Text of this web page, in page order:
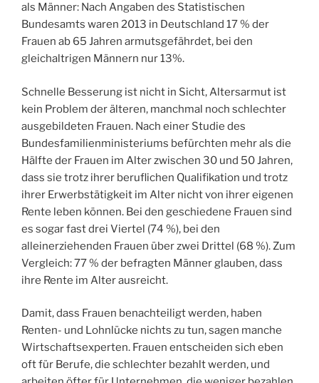
als Männer: Nach Angaben des Statistischen
Bundesamts waren 2013 in Deutschland 17 % der
Frauen ab 65 Jahren armutsgefährdet, bei den
gleichaltrigen Männern nur 13%.
Schnelle Besserung ist nicht in Sicht, Altersarmut ist
kein Problem der älteren, manchmal noch schlechter
ausgebildeten Frauen. Nach einer Studie des
Bundesfamilienministeriums befürchten mehr als die
Hälfte der Frauen im Alter zwischen 30 und 50 Jahren,
dass sie trotz ihrer beruflichen Qualifikation und trotz
ihrer Erwerbstätigkeit im Alter nicht von ihrer eigenen
Rente leben können. Bei den geschiedene Frauen sind
es sogar fast drei Viertel (74 %), bei den
alleinerziehenden Frauen über zwei Drittel (68 %). Zum
Vergleich: 77 % der befragten Männer glauben, dass
ihre Rente im Alter ausreicht.
Damit, dass Frauen benachteiligt werden, haben
Renten- und Lohnlücke nichts zu tun, sagen manche
Wirtschaftsexperten. Frauen entscheiden sich eben
oft für Berufe, die schlechter bezahlt werden, und